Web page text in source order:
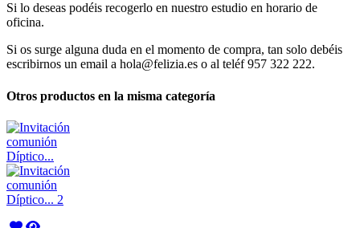
Si lo deseas podéis recogerlo en nuestro estudio en horario de
oficina.
Si os surge alguna duda en el momento de compra, tan solo debéis
escribirnos un email a hola@felizia.es o al teléf 957 322 222.
Otros productos en la misma categoría